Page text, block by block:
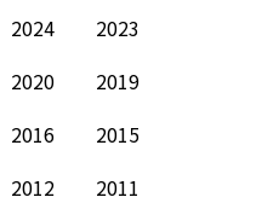
2024
2023
2020
2019
2016
2015
2012
2011